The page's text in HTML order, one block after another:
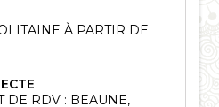
À PARTIR DE
DE RDV : BEAUNE,